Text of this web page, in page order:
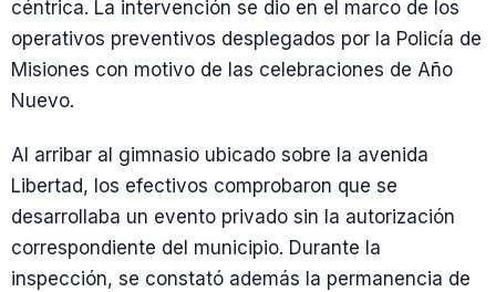
céntrica. La intervención se dio en el marco de los
operativos preventivos desplegados por la Policía de
Misiones con motivo de las celebraciones de Año
Nuevo.
Al arribar al gimnasio ubicado sobre la avenida
Libertad, los efectivos comprobaron que se
desarrollaba un evento privado sin la autorización
correspondiente del municipio. Durante la
inspección, se constató además la permanencia de